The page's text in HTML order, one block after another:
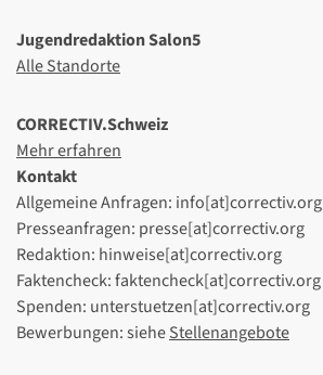
Jugendredaktion Salon5
Alle Standorte
CORRECTIV.Schweiz
Mehr erfahren
Kontakt
Allgemeine Anfragen: info[at]correctiv.org
Presseanfragen: presse[at]correctiv.org
Redaktion: hinweise[at]correctiv.org
Faktencheck: faktencheck[at]correctiv.org
Spenden: unterstuetzen[at]correctiv.org
Bewerbungen: sieheStellenangebote